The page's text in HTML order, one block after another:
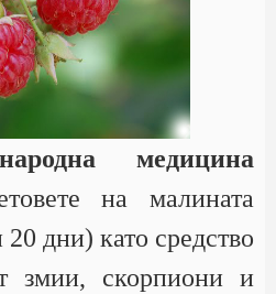
медицина
на малината
20 дни) като средство
змии, скорпиони и